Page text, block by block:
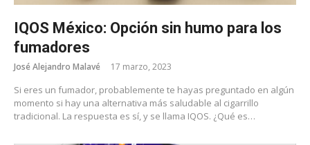
IQOS México: Opción sin humo para los
fumadores
José Alejandro Malavé 17 marzo, 2023
Si eres un fumador, probablemente te hayas preguntado en algún
momento si hay una alternativa más saludable al cigarrillo
tradicional. La respuesta es sí, y se llama IQOS. ¿Qué es…